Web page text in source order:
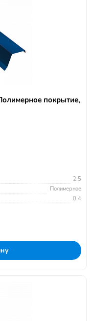
покрытие,
2.5
Полимерное
0.4